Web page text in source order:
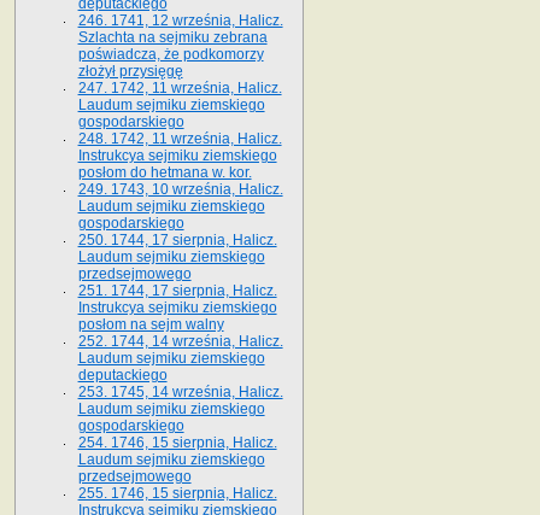
deputackiego
246. 1741, 12 września, Halicz.
Szlachta na sejmiku zebrana
poświadcza, że podkomorzy
złożył przysięgę
247. 1742, 11 września, Halicz.
Laudum sejmiku ziemskiego
gospodarskiego
248. 1742, 11 września, Halicz.
Instrukcya sejmiku ziemskiego
posłom do hetmana w. kor.
249. 1743, 10 września, Halicz.
Laudum sejmiku ziemskiego
gospodarskiego
250. 1744, 17 sierpnia, Halicz.
Laudum sejmiku ziemskiego
przedsejmowego
251. 1744, 17 sierpnia, Halicz.
Instrukcya sejmiku ziemskiego
posłom na sejm walny
252. 1744, 14 września, Halicz.
Laudum sejmiku ziemskiego
deputackiego
253. 1745, 14 września, Halicz.
Laudum sejmiku ziemskiego
gospodarskiego
254. 1746, 15 sierpnia, Halicz.
Laudum sejmiku ziemskiego
przedsejmowego
255. 1746, 15 sierpnia, Halicz.
Instrukcya sejmiku ziemskiego